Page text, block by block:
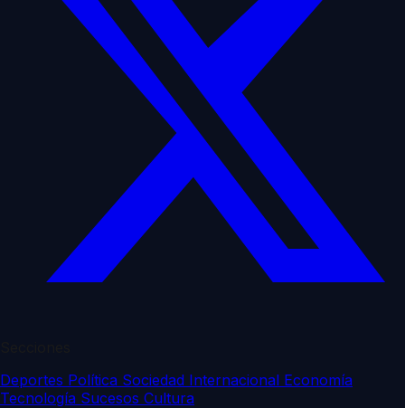
Deportes Política Sociedad Internacional Economía
Tecnología Sucesos Cultura